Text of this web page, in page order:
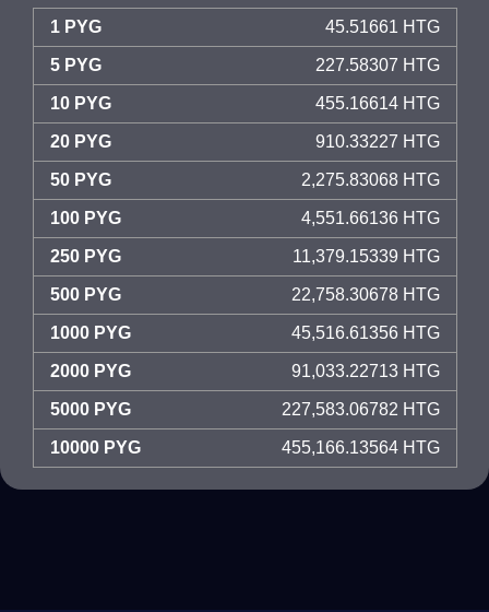
1 PYG 45.51661 HTG
5 PYG 227.58307 HTG
10 PYG 455.16614 HTG
20 PYG 910.33227 HTG
50 PYG 2,275.83068 HTG
100 PYG 4,551.66136 HTG
250 PYG 11,379.15339 HTG
500 PYG 22,758.30678 HTG
1000 PYG 45,516.61356 HTG
2000 PYG 91,033.22713 HTG
5000 PYG 227,583.06782 HTG
10000 PYG 455,166.13564 HTG